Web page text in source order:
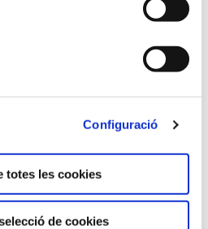
Configuració
totes les cookies
de cookies